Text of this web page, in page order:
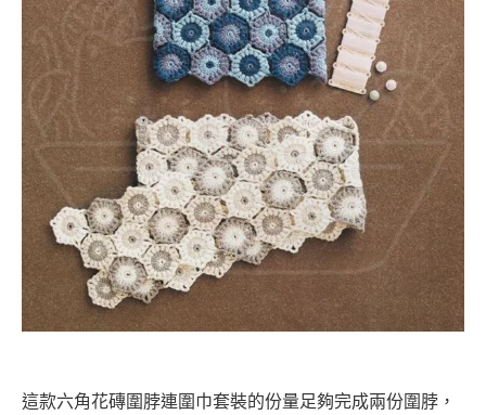
這款六角花磚圍脖連圍巾套裝的份量足夠完成兩份圍脖，